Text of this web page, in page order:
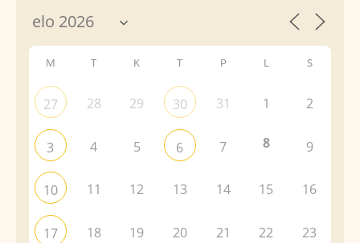
M T K T P L S
27 28 29 30 31 1 2
3 4 5 6 7 8 9
10 11 12 13 14 15 16
17 18 19 20 21 22 23